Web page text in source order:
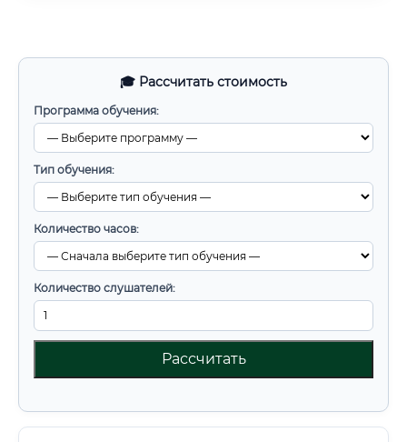
🎓 Рассчитать стоимость
Программа обучения:
Тип обучения:
Количество часов:
Количество слушателей:
Рассчитать